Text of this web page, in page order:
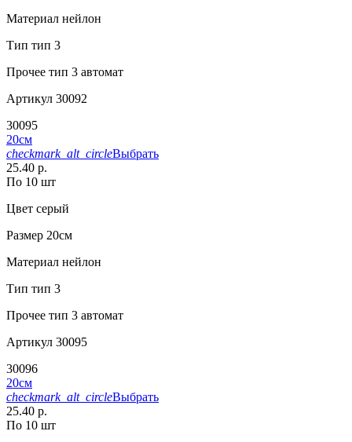
Материал нейлон
Тип тип 3
Прочее тип 3 автомат
Артикул 30092
30095
20см
checkmark_alt_circleВыбрать
25.40 р.
По 10 шт
Цвет серый
Размер 20см
Материал нейлон
Тип тип 3
Прочее тип 3 автомат
Артикул 30095
30096
20см
checkmark_alt_circleВыбрать
25.40 р.
По 10 шт